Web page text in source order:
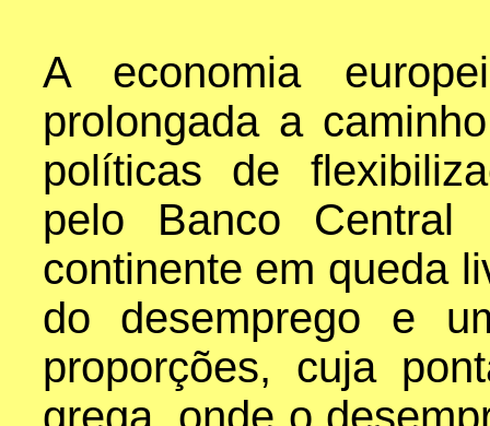
A economia
prolongada a
políticas de
pelo Banco Central
continente em queda
do desemprego e
proporções, cuja